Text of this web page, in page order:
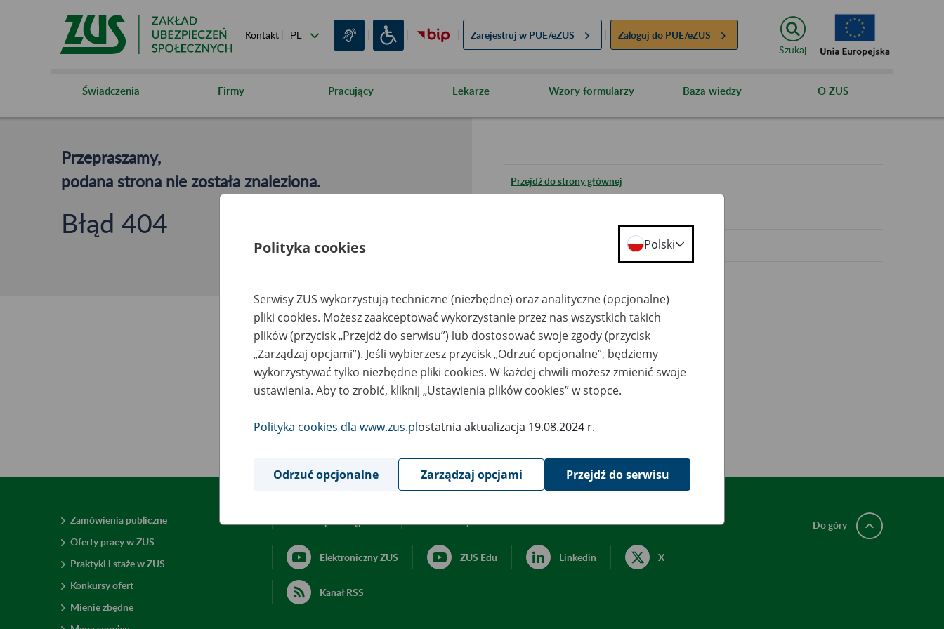
Kontakt Zarejestruj w PUE/eZUS Zaloguj do PUE/eZUS
Szukaj
Świadczenia Firmy Pracujący Lekarze Wzory formularzy Baza wiedzy O ZUS
Przepraszamy,
podana strona nie została znaleziona.
Błąd 404
Przejdź do strony głównej
Zamówienia publiczne
Oferty pracy w ZUS
Praktyki i staże w ZUS
Konkursy ofert
Mienie zbędne
Elektroniczny ZUS ZUS Edu Linkedin X
Kanał RSS
Do góry
Polityka cookies Polski
Serwisy ZUS wykorzystują techniczne (niezbędne) oraz analityczne (opcjonalne)
pliki cookies. Możesz zaakceptować wykorzystanie przez nas wszystkich takich
plików (przycisk „Przejdź do serwisu”) lub dostosować swoje zgody (przycisk
„Zarządzaj opcjami”). Jeśli wybierzesz przycisk „Odrzuć opcjonalne”, będziemy
wykorzystywać tylko niezbędne pliki cookies. W każdej chwili możesz zmienić swoje
ustawienia. Aby to zrobić, kliknij „Ustawienia plików cookies” w stopce.
Polityka cookies dla www.zus.plostatnia aktualizacja 19.08.2024 r.
Odrzuć opcjonalne Zarządzaj opcjami Przejdź do serwisu